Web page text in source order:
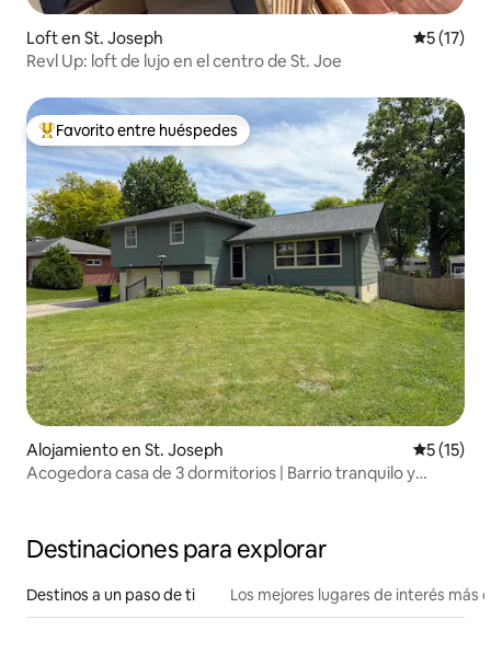
Loft en St. Joseph
5 (17)
Revl Up: loft de lujo en el centro de St. Joe
Favorito entre huéspedes preferido
Favorito entre huéspedes
Alojamiento en St. Joseph
5 (15)
Acogedora casa de 3 dormitorios | Barrio tranquilo y
Destinaciones para explorar
Destinos a un paso de ti Los mejores lugares de interés más